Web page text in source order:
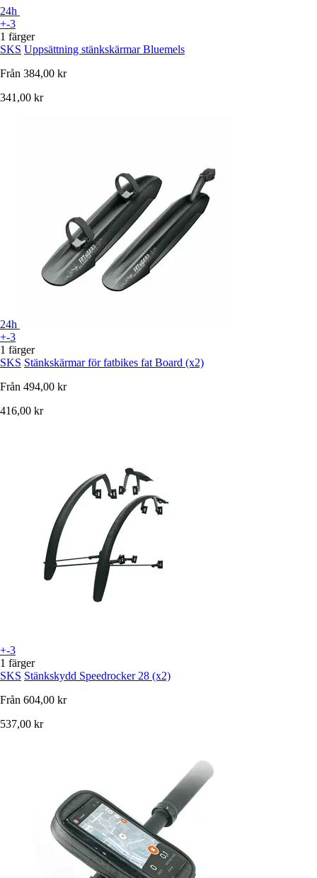
24h
+-3
1 färger
SKS Uppsättning stänkskärmar Bluemels
Från 384,00 kr
341,00 kr
24h
+-3
1 färger
SKS Stänkskärmar för fatbikes fat Board (x2)
Från 494,00 kr
416,00 kr
+-3
1 färger
SKS Stänkskydd Speedrocker 28 (x2)
Från 604,00 kr
537,00 kr